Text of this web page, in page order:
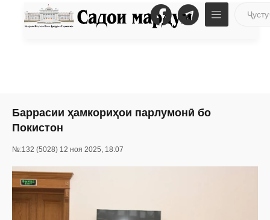
Баррасии ҳамкориҳои парлумонӣ бо
Покистон
№:132 (5028) 12 ноя 2025, 18:07